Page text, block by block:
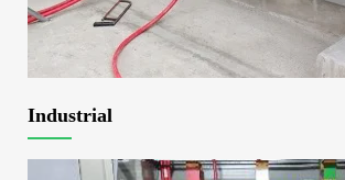
Industrial